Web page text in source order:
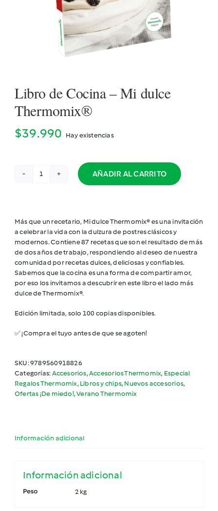
Libro de Cocina – Mi dulce
Thermomix®
$39.990 Hay existencias
Libro
Mi
dulce
Thermomix®
cantidad
AÑADIR AL CARRITO
Más que un recetario, Mi dulce Thermomix® es una invitación
a celebrar la vida con la dulzura de postres clásicos y
modernos. Contiene 87 recetas que son el resultado de más
de dos años de trabajo, respondiendo al deseo de nuestra
comunidad por recetas dulces, deliciosas y confiables.
Sabemos que la cocina es una forma de compartir amor,
por eso los invitamos a descubrir en este libro el lado más
dulce de Thermomix®.
Edición limitada, solo 100 copias disponibles.
✅¡Compra el tuyo antes de que se agoten!
SKU:9789560918826
Categorías:Accesorios,Accesorios Thermomix, Especial
Regalos Thermomix, Libros y chips, Nuevos accesorios,
Ofertas ¡De miedo!,Verano Thermomix
Información adicional
Información adicional
Peso 2 kg